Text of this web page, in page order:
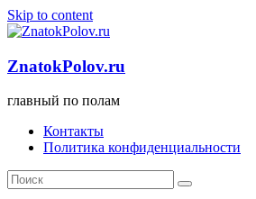
Skip to content
ZnatokPolov.ru
главный по полам
Контакты
Политика конфиденциальности